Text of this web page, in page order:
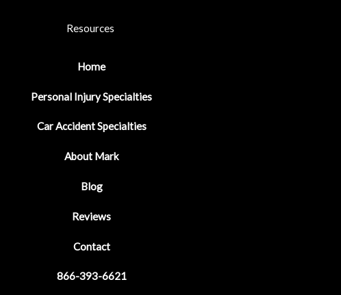
Resources
Home
Personal Injury Specialties
Car Accident Specialties
About Mark
Blog
Reviews
Contact
866-393-6621